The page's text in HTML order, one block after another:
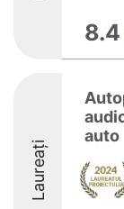
8.4
Laureați
auto